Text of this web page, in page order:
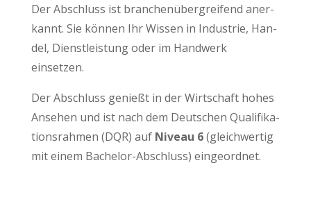
Der Abschluss ist bran­chen­über­grei­fend aner­
kannt. Sie kön­nen Ihr Wis­sen in Indus­trie, Han­
del, Dienst­leis­tung oder im Hand­werk
einsetzen.
Der Abschluss genießt in der Wirt­schaft hohes
Anse­hen und ist nach dem Deut­schen Qua­li­fi­ka­
ti­ons­rah­men (DQR) auf Niveau 6(gleich­wer­tig
mit einem Bache­lor-Abschluss) eingeordnet.